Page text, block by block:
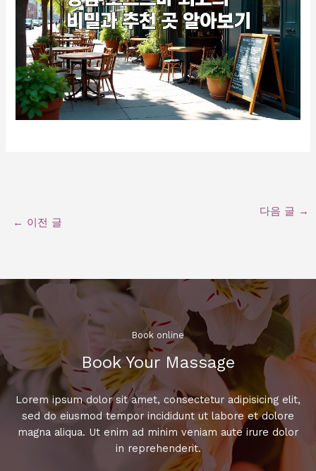
← 이전 글
다음 글 →
Book online​
Book Your Massage​
Lorem ipsum dolor sit amet, consectetur adipisicing elit,
sed do eiusmod tempor incididunt ut labore et dolore
magna aliqua. Ut enim ad minim veniam aute irure dolor
in reprehenderit.